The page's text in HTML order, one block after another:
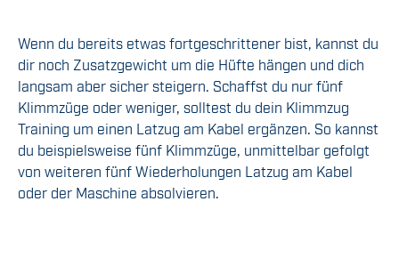
Wenn du bereits etwas fortgeschrittener bist, kannst du
dir noch Zusatzgewicht um die Hüfte hängen und dich
langsam aber sicher steigern. Schaffst du nur fünf
Klimmzüge oder weniger, solltest du dein Klimmzug
Training um einen Latzug am Kabel ergänzen. So kannst
du beispielsweise fünf Klimmzüge, unmittelbar gefolgt
von weiteren fünf Wiederholungen Latzug am Kabel
oder der Maschine absolvieren.